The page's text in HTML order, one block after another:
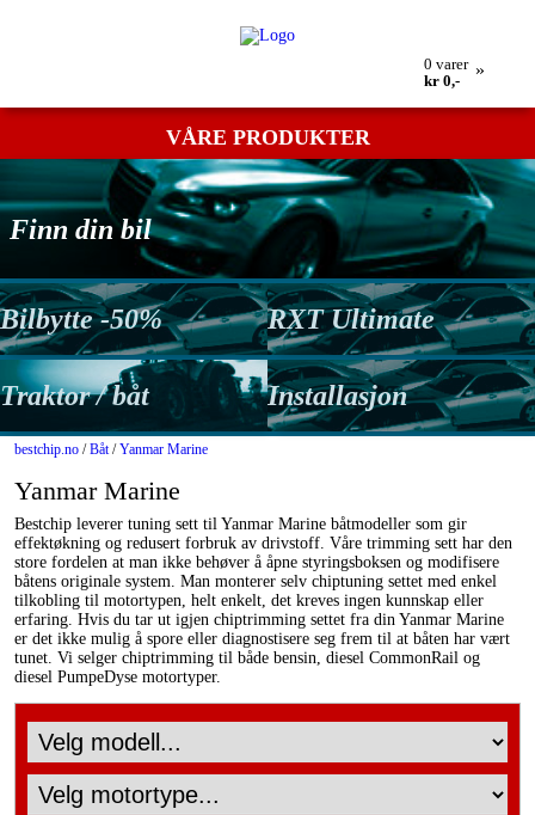
0 varer
kr 0,-
»
VÅRE PRODUKTER
Finn din bil
Bilbytte -50% RXT Ultimate
Traktor / båt Installasjon
bestchip.no /Båt/Yanmar Marine
Yanmar Marine
Bestchip leverer tuning sett til Yanmar Marine båtmodeller som gir
effektøkning og redusert forbruk av drivstoff. Våre trimming sett har den
store fordelen at man ikke behøver å åpne styringsboksen og modifisere
båtens originale system. Man monterer selv chiptuning settet med enkel
tilkobling til motortypen, helt enkelt, det kreves ingen kunnskap eller
erfaring. Hvis du tar ut igjen chiptrimming settet fra din Yanmar Marine
er det ikke mulig å spore eller diagnostisere seg frem til at båten har vært
tunet. Vi selger chiptrimming til både bensin, diesel CommonRail og
diesel PumpeDyse motortyper.